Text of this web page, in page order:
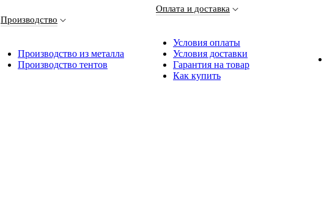
Производство
Производство из металла
Производство тентов
Оплата и доставка
Условия оплаты
Условия доставки
Гарантия на товар
Как купить